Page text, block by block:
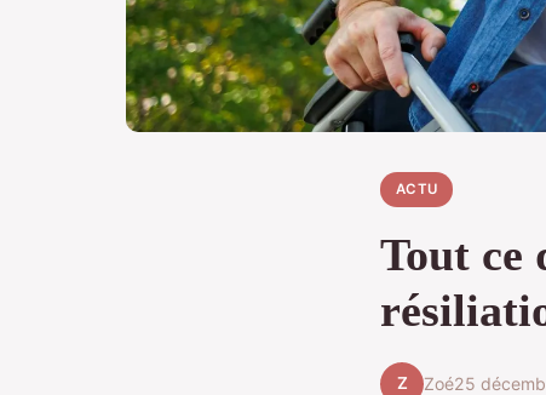
ACTU
Tout ce
Z Zoé25